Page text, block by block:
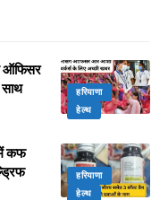
हरियाणा
हेल्थ
हरियाणा
हेल्थ
कफ